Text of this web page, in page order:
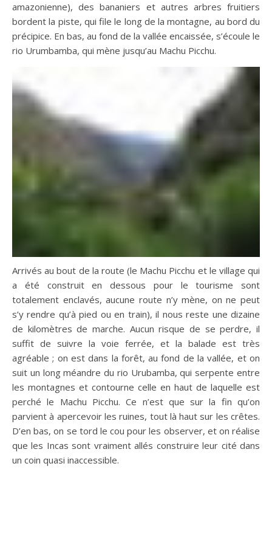
amazonienne), des bananiers et autres arbres fruitiers
bordent la piste, qui file le long de la montagne, au bord du
précipice. En bas, au fond de la vallée encaissée, s’écoule le
rio Urumbamba, qui mène jusqu’au Machu Picchu.
Arrivés au bout de la route (le Machu Picchu et le village qui
a été construit en dessous pour le tourisme sont
totalement enclavés, aucune route n’y mène, on ne peut
s’y rendre qu’à pied ou en train), il nous reste une dizaine
de kilomètres de marche. Aucun risque de se perdre, il
suffit de suivre la voie ferrée, et la balade est très
agréable ; on est dans la forêt, au fond de la vallée, et on
suit un long méandre du rio Urubamba, qui serpente entre
les montagnes et contourne celle en haut de laquelle est
perché le Machu Picchu. Ce n’est que sur la fin qu’on
parvient à apercevoir les ruines, tout là haut sur les crêtes.
D’en bas, on se tord le cou pour les observer, et on réalise
que les Incas sont vraiment allés construire leur cité dans
un coin quasi inaccessible.